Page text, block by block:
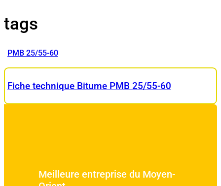
tags
PMB 25/55-60
Fiche technique Bitume PMB 25/55-60
Meilleure entreprise du Moyen-